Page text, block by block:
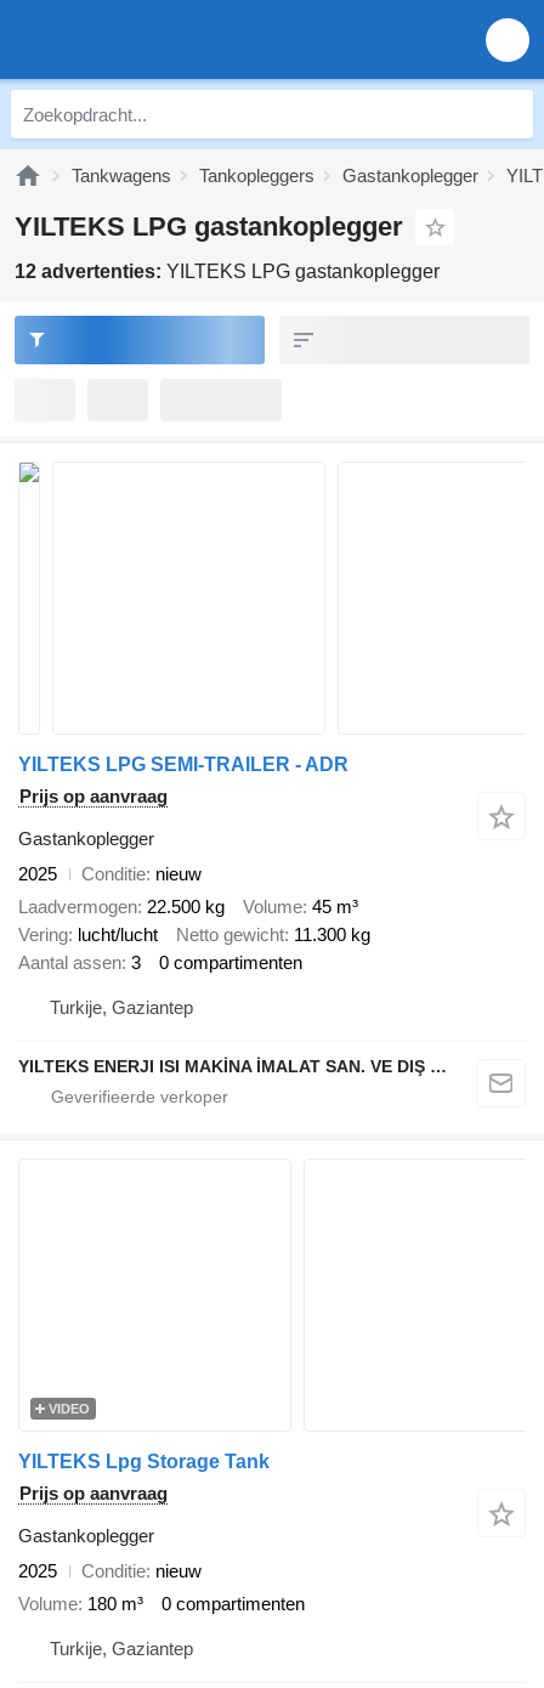
Tankwagens Tankopleggers Gastankoplegger
YILTEKS LPG gastankoplegger
12 advertenties: YILTEKS LPG gastankoplegger
YILTEKS LPG SEMI-TRAILER - ADR
Prijs op aanvraag
Gastankoplegger
2025
Conditie nieuw
Laadvermogen 22.500 kg Volume 45 m³
Vering lucht/lucht Netto gewicht 11.300 kg
Aantal assen 3 0 compartimenten
Turkije, Gaziantep
YILTEKS ENERJI ISI MAKİNA İMALAT SAN. VE DIŞ TİC. LTD. ŞTİ.
VIDEO
YILTEKS Lpg Storage Tank
Prijs op aanvraag
Gastankoplegger
2025
Conditie nieuw
Volume 180 m³ 0 compartimenten
Turkije, Gaziantep